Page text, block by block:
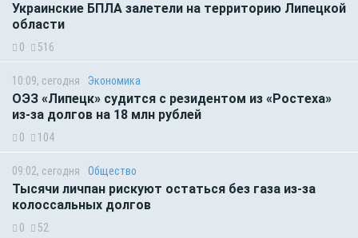
Украинские БПЛА залетели на территорию Липецкой
области
0 516
10:09, сегодня Экономика
ОЭЗ «Липецк» судится с резидентом из «Ростеха»
из-за долгов на 18 млн рублей
0 104
09:02, сегодня Общество
Тысячи личпан рискуют остаться без газа из-за
колоссальных долгов
0 52